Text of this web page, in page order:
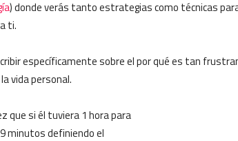
) donde verás tanto estrategias como técnicas
ti.
específicamente sobre el por qué es tan
vida personal.
que si él tuviera 1 hora para
minutos definiendo el